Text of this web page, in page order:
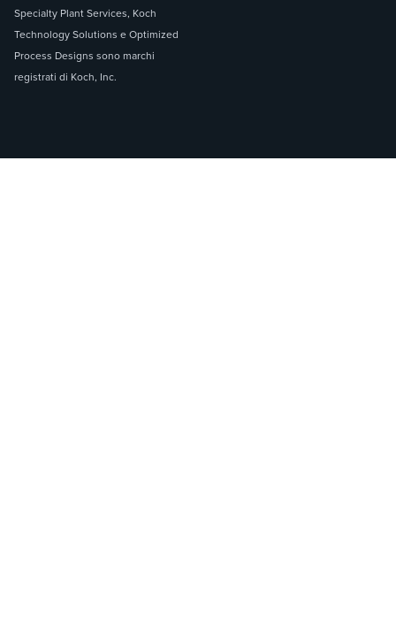
Specialty Plant Services, Koch
Technology Solutions e Optimized
Process Designs sono marchi
registrati di Koch, Inc.